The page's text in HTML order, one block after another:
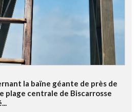
la baïne géante de près de
plage centrale de Biscarrosse